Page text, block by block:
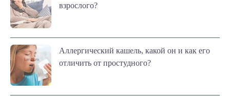
взрослого?
Аллергический кашель, какой он и как его
отличить от простудного?